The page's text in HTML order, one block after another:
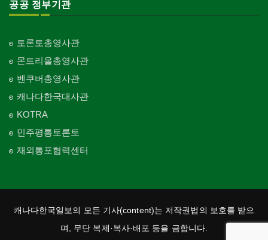
공공 정부기관
토론토총영사관
몬트리올총영사관
벤쿠버총영사관
캐나다한국대사관
KOTRA
민주평통토론토
재외통포협력센터
캐나다한국일보의 모든 기사(content)는 저작권법의 보호를 받으
며, 무단 복제·복사·배포 등을 금합니다.